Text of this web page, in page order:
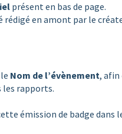
présent en bas de page.
rédigé en amont par le
Nom de l’évènement, afin
les rapports.
émission de badge dans